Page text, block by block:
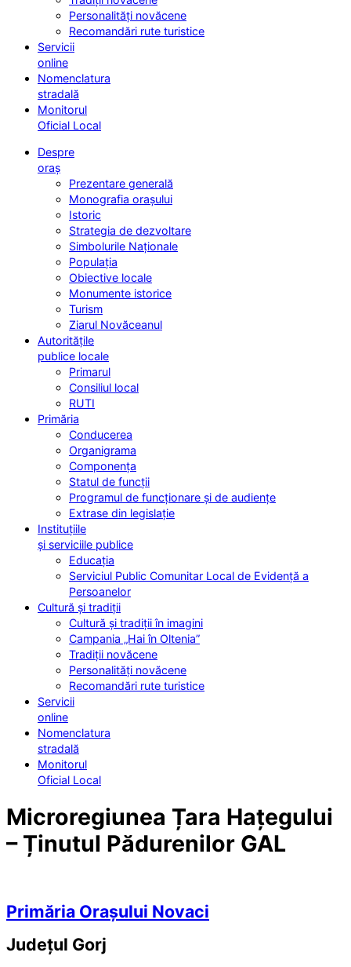
Personalități novăcene
Recomandări rute turistice
Servicii
online
Nomenclatura
stradală
Monitorul
Oficial Local
Despre
oraș
Prezentare generală
Monografia orașului
Istoric
Strategia de dezvoltare
Simbolurile Naționale
Populația
Obiective locale
Monumente istorice
Turism
Ziarul Novăceanul
Autoritățile
publice locale
Primarul
Consiliul local
RUTI
Primăria
Conducerea
Organigrama
Componența
Statul de funcții
Programul de funcționare și de audiențe
Extrase din legislație
Instituțiile
și serviciile publice
Educația
Serviciul Public Comunitar Local de Evidență a
Persoanelor
Cultură și tradiții
Cultură și tradiții în imagini
Campania „Hai în Oltenia”
Tradiții novăcene
Personalități novăcene
Recomandări rute turistice
Servicii
online
Nomenclatura
stradală
Monitorul
Oficial Local
Microregiunea Țara Hațegului
– Ținutul Pădurenilor GAL
Primăria Orașului Novaci
Județul Gorj